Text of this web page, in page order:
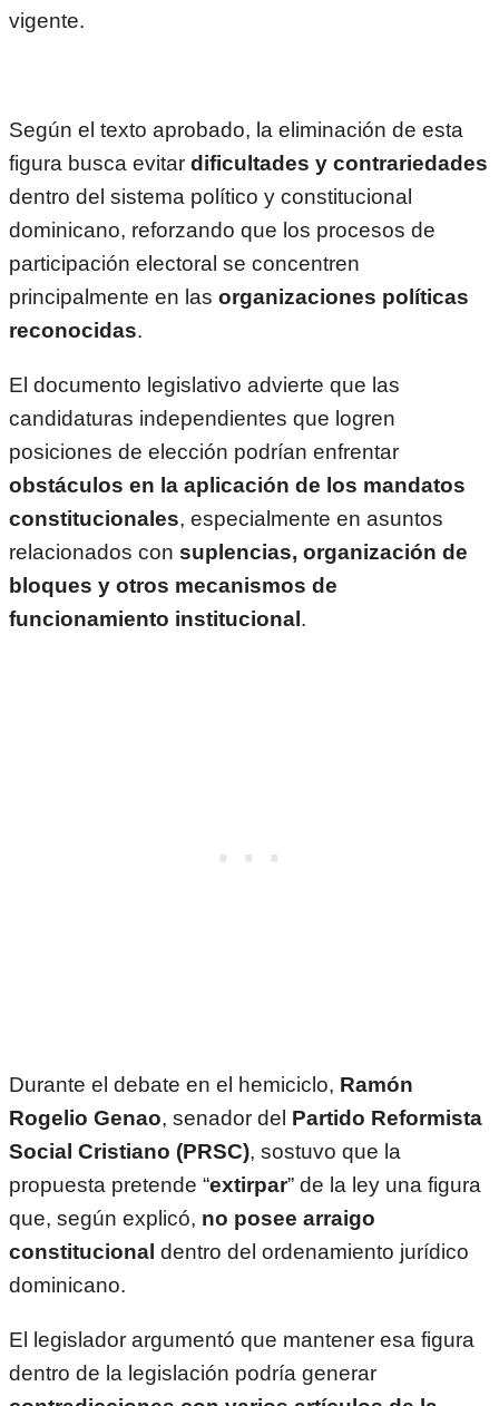
vigente.
Según el texto aprobado, la eliminación de esta
figura busca evitar dificultades y contrariedades
dentro del sistema político y constitucional
dominicano, reforzando que los procesos de
participación electoral se concentren
principalmente en las organizaciones políticas
reconocidas.
El documento legislativo advierte que las
candidaturas independientes que logren
posiciones de elección podrían enfrentar
obstáculos en la aplicación de los mandatos
constitucionales, especialmente en asuntos
relacionados con suplencias, organización de
bloques y otros mecanismos de
funcionamiento institucional.
Durante el debate en el hemiciclo, Ramón
Rogelio Genao, senador del Partido Reformista
Social Cristiano (PRSC), sostuvo que la
propuesta pretende “extirpar” de la ley una figura
que, según explicó, no posee arraigo
constitucional dentro del ordenamiento jurídico
dominicano.
El legislador argumentó que mantener esa figura
dentro de la legislación podría generar